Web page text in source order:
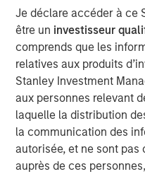
Je déclare accéder à ce
être un investisseur
comprends que les
relatives aux produits
Stanley Investment
aux personnes relevant
laquelle la distribution
la communication des
autorisée, et ne sont pas
auprès de ces
which is self-
PE-backed
to benefit from AI
We believe
more years to
and